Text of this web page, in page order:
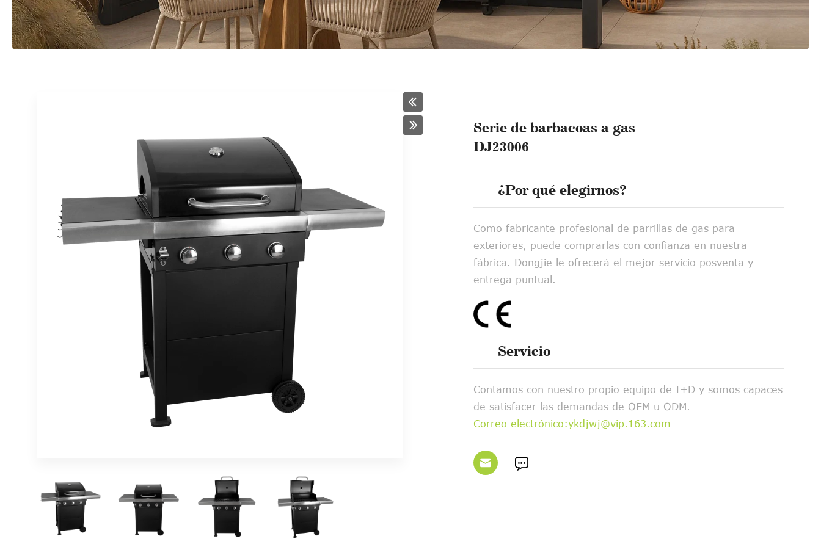
Serie de barbacoas a gas
DJ23006
¿Por qué elegirnos?
Como fabricante profesional de parrillas de gas para
exteriores, puede comprarlas con confianza en nuestra
fábrica. Dongjie le ofrecerá el mejor servicio posventa y
entrega puntual.
Servicio
Contamos con nuestro propio equipo de I+D y somos capaces
de satisfacer las demandas de OEM u ODM.
Correo electrónico:ykdjwj@vip.163.com
 